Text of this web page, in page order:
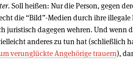
. Soll heißen: Nur die Person, gegen
die “Bild”-Medien durch ihre illegale
juristisch dagegen wehren. Und wenn
anderes zu tun hat (schließlich
verunglückte Angehörige trauern),